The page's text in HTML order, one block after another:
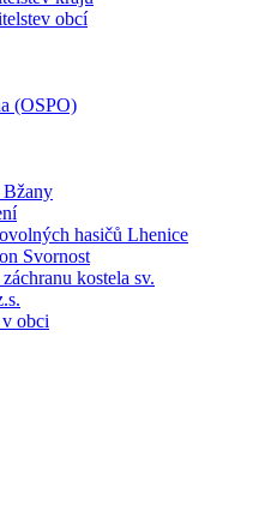
obcí
(OSPO)
hasičů Lhenice
Svornost
kostela sv.
obci